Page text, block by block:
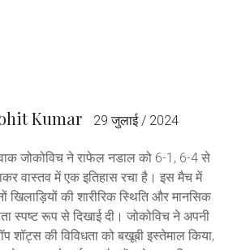
Kumar 29 जुलाई / 2024
जोकोविच ने राफेल नडाल को 6-1, 6-4 से
वास्तव में एक इतिहास रचा है। इस मैच में
खिलाड़ियों की शारीरिक स्थिति और मानसिक
स्पष्ट रूप से दिखाई दी। जोकोविच ने अपनी
शॉट्स की विविधता को बखूबी इस्तेमाल किया,